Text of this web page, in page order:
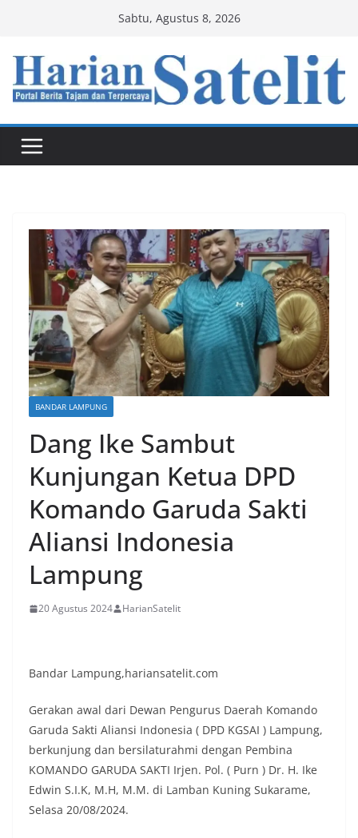
content
Sabtu, Agustus 8, 2026
BANDAR LAMPUNG
Dang Ike Sambut
Kunjungan Ketua DPD
Komando Garuda Sakti
Aliansi Indonesia
Lampung
20 Agustus 2024 HarianSatelit
Bandar Lampung,hariansatelit.com
Gerakan awal dari Dewan Pengurus Daerah Komando
Garuda Sakti Aliansi Indonesia ( DPD KGSAI ) Lampung,
berkunjung dan bersilaturahmi dengan Pembina
KOMANDO GARUDA SAKTI Irjen. Pol. ( Purn ) Dr. H. Ike
Edwin S.I.K, M.H, M.M. di Lamban Kuning Sukarame,
Selasa 20/08/2024.